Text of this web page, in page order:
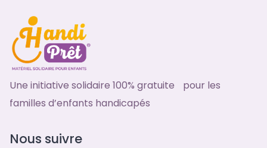
Une initiative solidaire 100% gratuite pour les
familles d’enfants handicapés
Nous suivre